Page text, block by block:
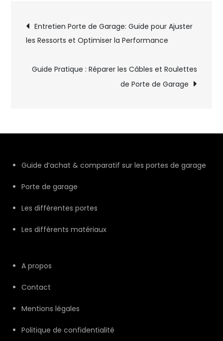
Navigation
de
l’article
Entretien Porte de Garage: Guide pour Ajuster
les Ressorts et Optimiser la Performance
Guide Pratique : Réparer les Câbles et Roulettes
de Porte de Garage
Guide d’achat & comparatif sur les portes de garage
Porte de garage
Les différentes portes
Les différents matériaux
A propos
Contact
Mentions légales
Politique de confidentialité